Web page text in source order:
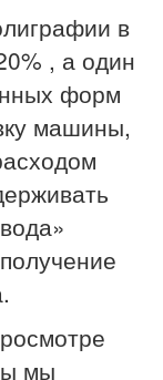
в
, а один
форм
машины,
мы